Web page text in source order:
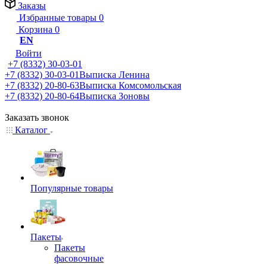
Заказы
Избранные товары 0
Корзина 0
EN
Войти
+7 (8332) 30-03-01
+7 (8332) 30-03-01Выписка Ленина
+7 (8332) 20-80-63Выписка Комсомольская
+7 (8332) 20-80-64Выписка Зоновы
Заказать звонок
Каталог
Популярные товары
Пакеты
Пакеты
фасовочные